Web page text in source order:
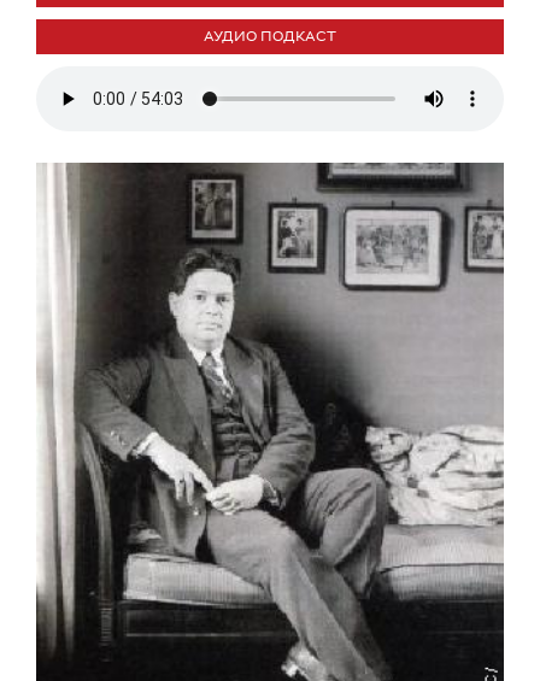
АУДИО ПОДКАСТ